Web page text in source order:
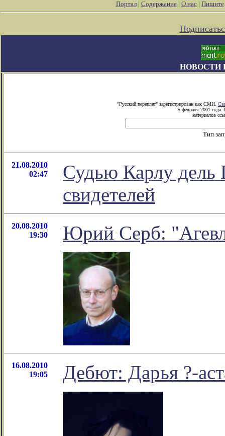
Портал| Содержание| О нас| Пишите
НОВОСТИ
"Русский переплет" зарегистрирован как СМИ.
5 февраля 2001 года.
материалов
Тип
21.08.2010
02:47
Судью Карлу дель
свидетелей
20.08.2010
19:30
Юрий Серб:
16.08.2010
19:05
Дебют: Дарья ?-